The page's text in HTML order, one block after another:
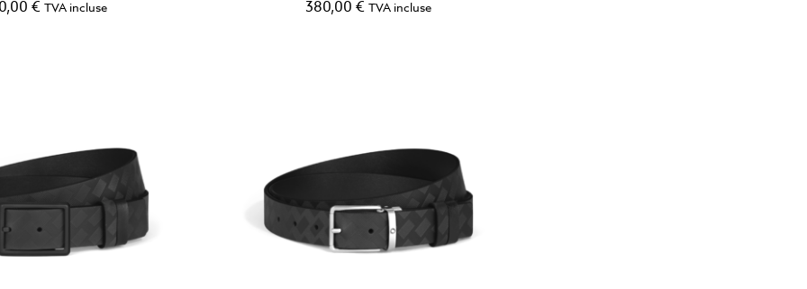
€ TVA incluse 380,00€ TVA incluse